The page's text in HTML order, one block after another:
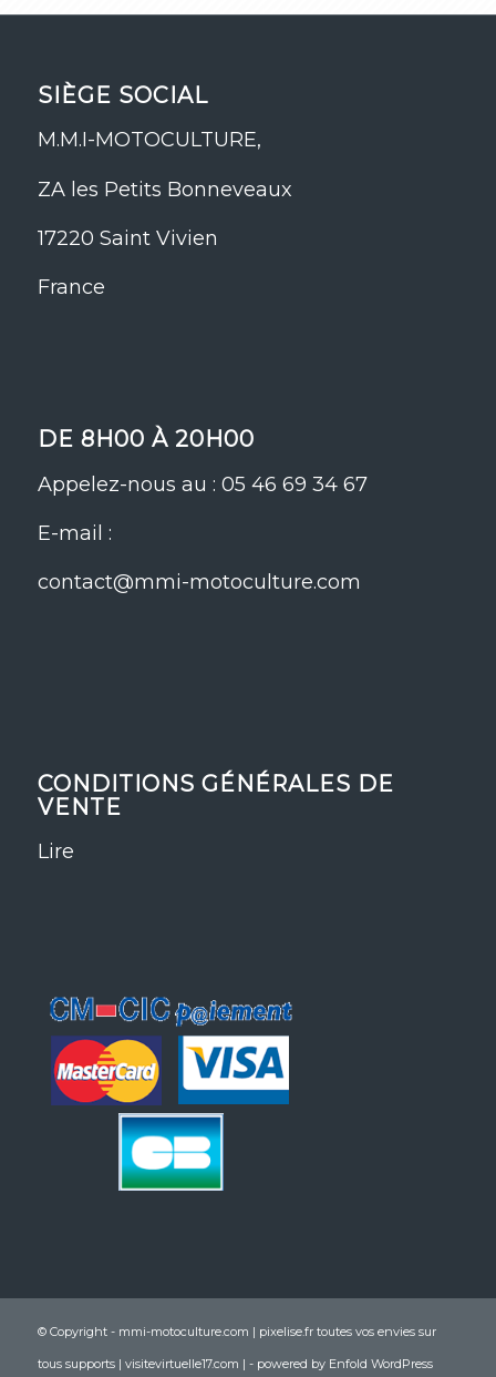
SIÈGE SOCIAL
M.M.I-MOTOCULTURE,
ZA les Petits Bonneveaux
17220 Saint Vivien
France
DE 8H00 À 20H00
Appelez-nous au : 05 46 69 34 67
E-mail :
contact@mmi-motoculture.com
CONDITIONS GÉNÉRALES DE
VENTE
Lire
© Copyright - mmi-motoculture.com | pixelise.fr toutes vos envies sur
tous supports| visitevirtuelle17.com | - powered by Enfold WordPress